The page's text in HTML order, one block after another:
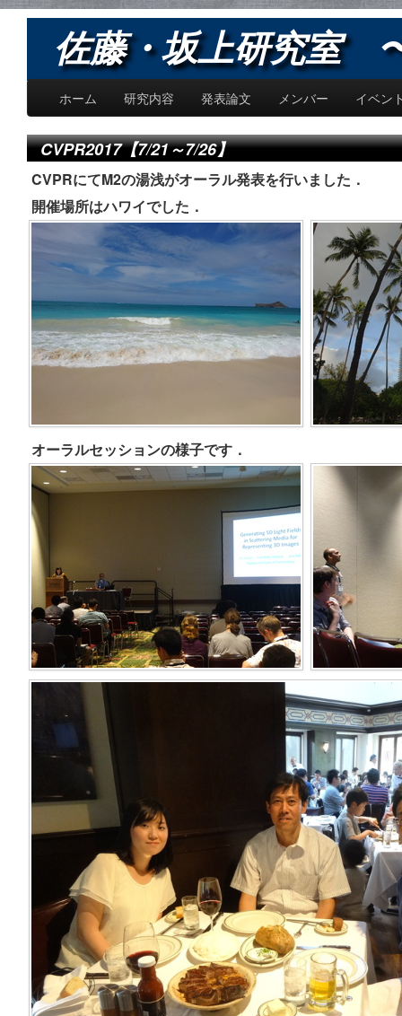
佐藤・坂上研究室
ホーム 研究内容 発表論文 メンバー イベン
CVPR2017【7/21～7/26】
CVPRにてM2の湯浅がオーラル発表を行いました．
開催場所はハワイでした．
オーラルセッションの様子です．